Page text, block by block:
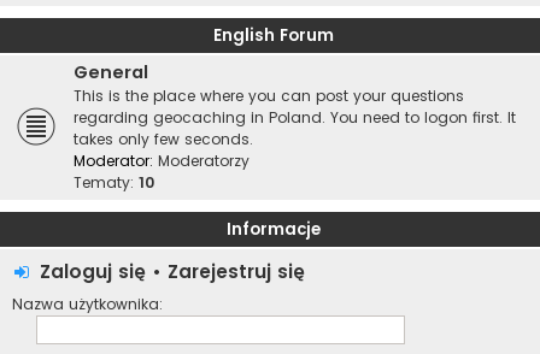
English Forum
General
This is the place where you can post your questions
regarding geocaching in Poland. You need to logon first. It
takes only few seconds.
Moderator: Moderatorzy
Tematy: 10
Informacje
Zaloguj się • Zarejestruj się
Nazwa użytkownika: